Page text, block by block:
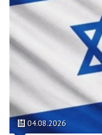
04.08.2026